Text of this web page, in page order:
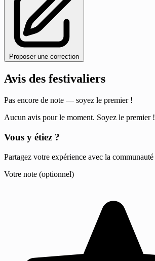
Proposer une correction
Avis des festivaliers
Pas encore de note — soyez le premier !
Aucun avis pour le moment. Soyez le premier !
Vous y étiez ?
Partagez votre expérience avec la communauté
Votre note (optionnel)